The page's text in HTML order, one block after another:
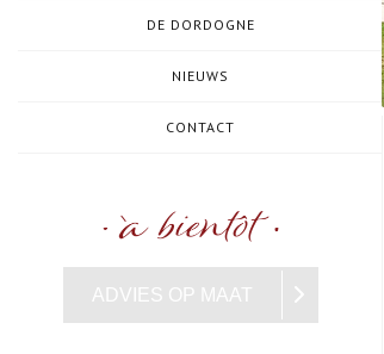
DE DORDOGNE
NIEUWS
CONTACT
ADVIES OP MAAT